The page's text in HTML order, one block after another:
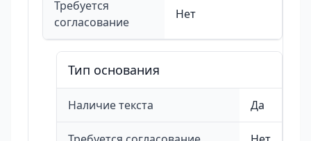
Требуется
согласование
Нет
Тип основания
Наличие текста Да